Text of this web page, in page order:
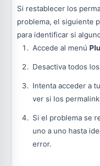
Si restablecer los
problema, el siguiente
para identificar si
Accede al menú
Desactiva todos
Intenta acceder a
ver si los
Si el problema se
uno a uno hasta
error.